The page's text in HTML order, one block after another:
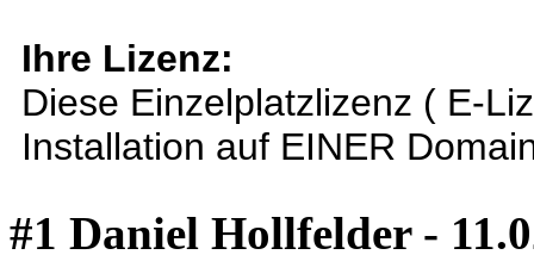
Ihre Lizenz:
Diese Einzelplatzlizenz ( E-
Installation auf EINER
#1 Daniel Hollfelder -